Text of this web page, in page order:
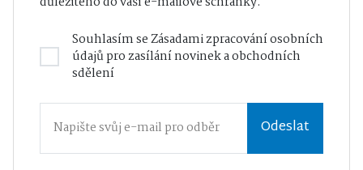
Souhlasím seZásadami zpracování osobních
údajůpro zasílání novinek a obchodních
sdělení
Odeslat